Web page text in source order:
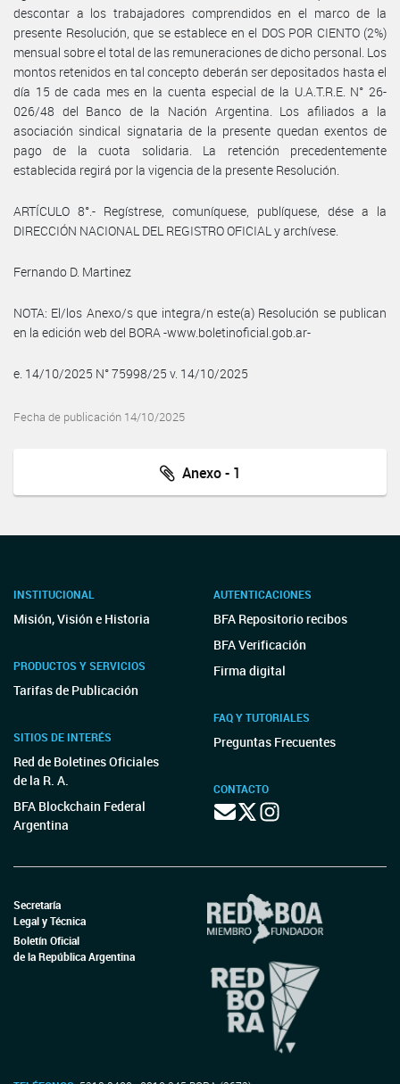
descontar a los trabajadores comprendidos en el marco de la
presente Resolución, que se establece en el DOS POR CIENTO (2%)
mensual sobre el total de las remuneraciones de dicho personal. Los
montos retenidos en tal concepto deberán ser depositados hasta el
día 15 de cada mes en la cuenta especial de la U.A.T.R.E. N° 26-
026/48 del Banco de la Nación Argentina. Los afiliados a la
asociación sindical signataria de la presente quedan exentos de
pago de la cuota solidaria. La retención precedentemente
establecida regirá por la vigencia de la presente Resolución.
ARTÍCULO 8°.- Regístrese, comuníquese, publíquese, dése a la
DIRECCIÓN NACIONAL DEL REGISTRO OFICIAL y archívese.
Fernando D. Martinez
NOTA: El/los Anexo/s que integra/n este(a) Resolución se publican
en la edición web del BORA -www.boletinoficial.gob.ar-
e. 14/10/2025 N° 75998/25 v. 14/10/2025
Fecha de publicación 14/10/2025
Anexo - 1
INSTITUCIONAL
Misión, Visión e Historia
PRODUCTOS Y SERVICIOS
Tarifas de Publicación
SITIOS DE INTERÉS
Red de Boletines Oficiales
de la R. A.
BFA Blockchain Federal
Argentina
AUTENTICACIONES
BFA Repositorio recibos
BFA Verificación
Firma digital
FAQ Y TUTORIALES
Preguntas Frecuentes
CONTACTO
Secretaría
Legal y Técnica
Boletín Oficial
de la República Argentina